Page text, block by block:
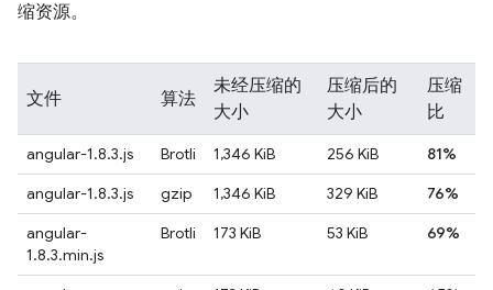
缩资源。
文件 算法
未经压缩的
大小
压缩后的
大小
压缩
比
angular-1.8.3.js Brotli 1,346 KiB 256 KiB
81%
angular-1.8.3.js
gzip 1,346 KiB 329 KiB
76%
angular-
1.8.3.min.js
Brotli 173 KiB 53 KiB 69%